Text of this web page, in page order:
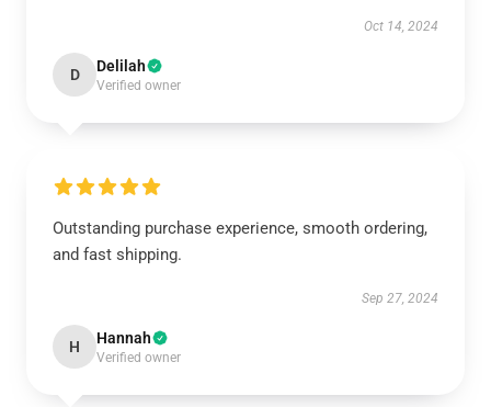
Oct 14, 2024
D Delilah
Verified owner
Outstanding purchase experience, smooth ordering,
and fast shipping.
Sep 27, 2024
H Hannah
Verified owner